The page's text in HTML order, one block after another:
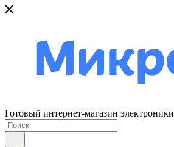
Готовый интернет-магазин электроники